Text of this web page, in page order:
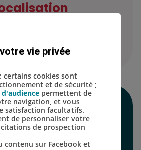
SUIVEZ-NOUS SUR
LES RÉSEAUX
SOCIAUX
vie privée
certains cookies sont
et de sécurité ;
permettent de
navigation, et vous
satisfaction facultatifs.
de personnaliser votre
de prospection
sur Facebook et